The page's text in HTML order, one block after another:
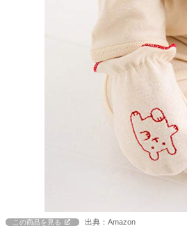
この商品を見る 出典：Amazon